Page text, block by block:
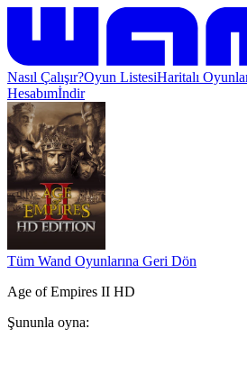
Nasıl Çalışır?Oyun ListesiHaritalı
Hesabımİndir
Tüm Wand Oyunlarına Geri Dön
Age of Empires II HD
Şununla oyna: